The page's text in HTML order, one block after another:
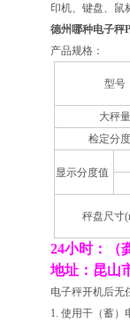
印机、键盘、鼠
德州哪种电子秤
产品规格：
型号
大秤量
检定分
显示分度值
秤盘尺寸
24小时：（
地址：昆山
电子秤开机后
1. 使用干（蓄